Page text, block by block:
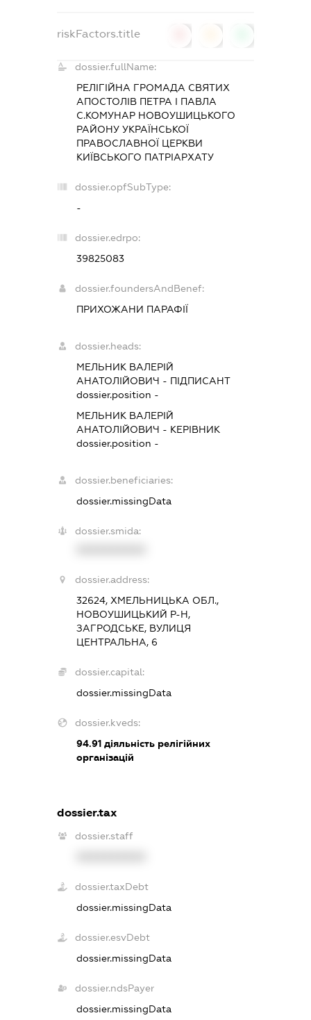
riskFactors.title
dossier.fullName:
РЕЛІГІЙНА ГРОМАДА СВЯТИХ
АПОСТОЛІВ ПЕТРА І ПАВЛА
С.КОМУНАР НОВОУШИЦЬКОГО
РАЙОНУ УКРАЇНСЬКОЇ
ПРАВОСЛАВНОЇ ЦЕРКВИ
КИЇВСЬКОГО ПАТРІАРХАТУ
dossier.opfSubType:
-
dossier.edrpo:
39825083
dossier.foundersAndBenef:
ПРИХОЖАНИ ПАРАФІЇ
dossier.heads:
МЕЛЬНИК ВАЛЕРІЙ
АНАТОЛІЙОВИЧ - ПІДПИСАНТ
dossier.position -
МЕЛЬНИК ВАЛЕРІЙ
АНАТОЛІЙОВИЧ - КЕРІВНИК
dossier.position -
dossier.beneficiaries:
dossier.missingData
dossier.smida:
dossier.address:
32624, ХМЕЛЬНИЦЬКА ОБЛ.,
НОВОУШИЦЬКИЙ Р-Н,
ЗАГРОДСЬКЕ, ВУЛИЦЯ
ЦЕНТРАЛЬНА, 6
dossier.capital:
dossier.missingData
dossier.kveds:
94.91діяльність релігійних
організацій
dossier.tax
dossier.staff
dossier.taxDebt
dossier.missingData
dossier.esvDebt
dossier.missingData
dossier.ndsPayer
dossier.missingData